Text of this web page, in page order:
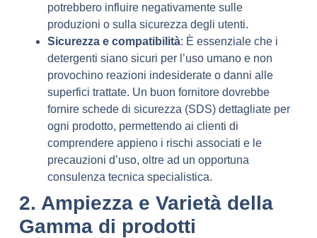
potrebbero influire negativamente sulle
produzioni o sulla sicurezza degli utenti.
Sicurezza e compatibilità: È essenziale che i
detergenti siano sicuri per l’uso umano e non
provochino reazioni indesiderate o danni alle
superfici trattate. Un buon fornitore dovrebbe
fornire schede di sicurezza (SDS) dettagliate per
ogni prodotto, permettendo ai clienti di
comprendere appieno i rischi associati e le
precauzioni d’uso, oltre ad un opportuna
consulenza tecnica specialistica.
2. Ampiezza e Varietà della
Gamma di prodotti